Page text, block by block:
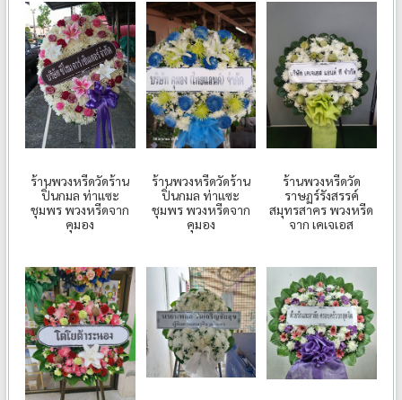
ร้านพวงหรีดวัดร้าน
ปิ่นกมล ท่าแซะ
ชุมพร พวงหรีดจาก
คุมอง
ร้านพวงหรีดวัดร้าน
ปิ่นกมล ท่าแซะ
ชุมพร พวงหรีดจาก
คุมอง
ร้านพวงหรีดวัด
ราษฏร์รังสรรค์
สมุทรสาคร พวงหรีด
จาก เคเจเอส